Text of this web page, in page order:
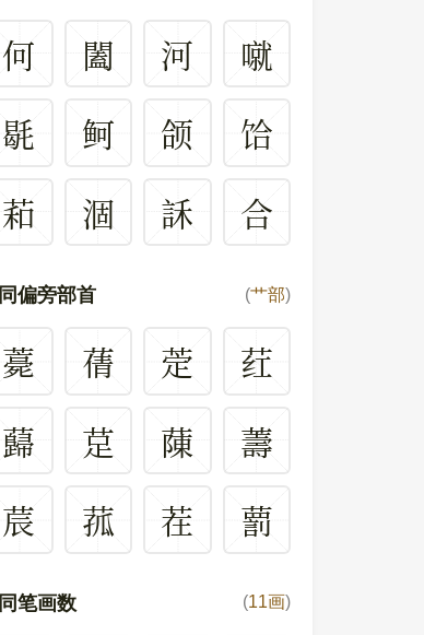
何 闔 河
噈
毼
鲄 颌
饸
萂
涸 訸 合
同偏旁部首 (艹部)
薧 蒨 萣
荭
蘬
莡 蔯
薵
莀
菰 茬 藅
同笔画数 (11画)